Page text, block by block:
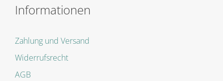
Informationen
Zahlung und Versand
Widerrufsrecht
AGB